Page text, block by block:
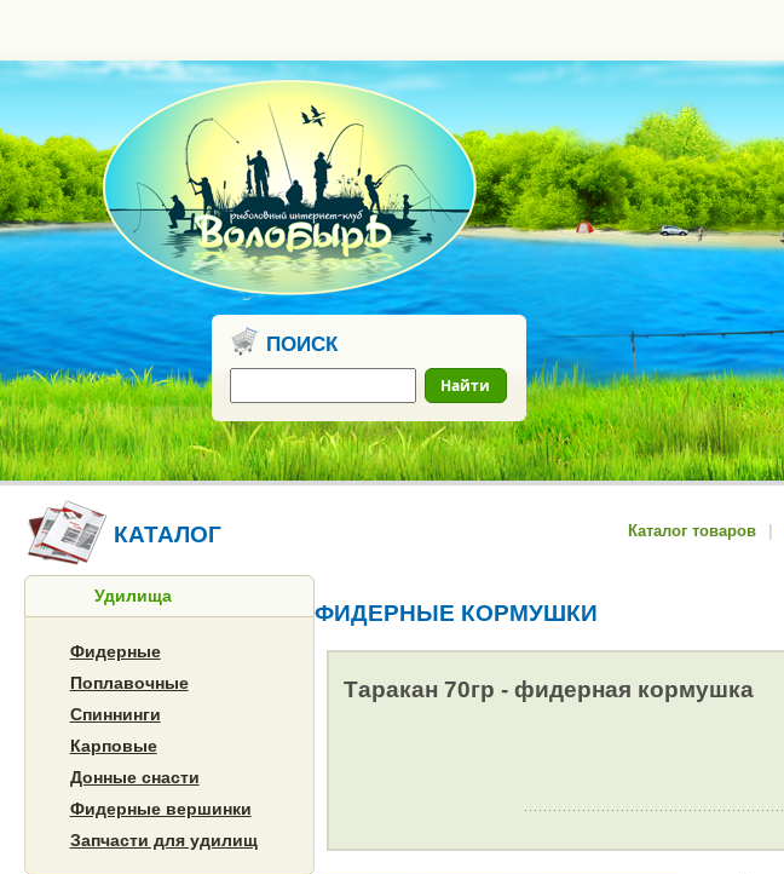
рублей
ПОИСК
Найти
КАТАЛОГ
Удилища
Фидерные
Поплавочные
Спиннинги
Карповые
Донные снасти
Фидерные вершинки
Запчасти для удилищ
Каталог товаров
ФИДЕРНЫЕ КОРМУШКИ
Таракан 70гр - фидерная кормушка